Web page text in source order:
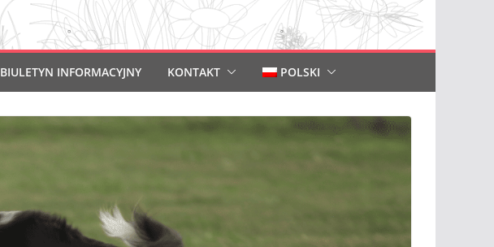
BIULETYN INFORMACYJNY KONTAKT POLSKI